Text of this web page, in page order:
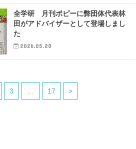
全学研 月刊ポピーに弊団体代表林
田がアドバイザーとして登場しまし
た
2026.05.20
3 17 >